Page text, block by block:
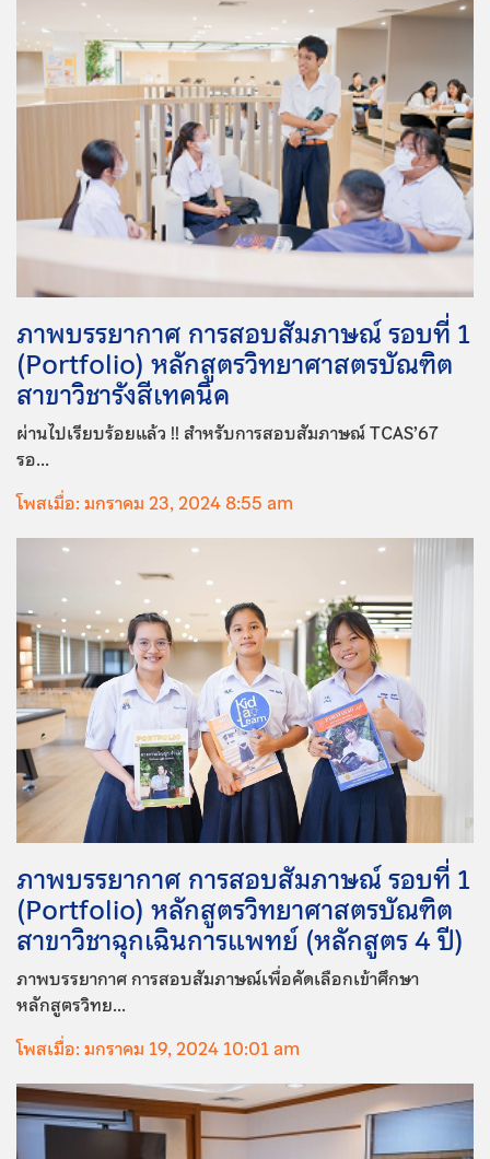
ภาพบรรยากาศ การสอบสัมภาษณ์ รอบที่ 1
(Portfolio) หลักสูตรวิทยาศาสตรบัณฑิต
สาขาวิชารังสีเทคนิค
ผ่านไปเรียบร้อยแล้ว !! สำหรับการสอบสัมภาษณ์ TCAS’67
รอ...
โพสเมื่อ: มกราคม 23, 2024 8:55 am
ภาพบรรยากาศ การสอบสัมภาษณ์ รอบที่ 1
(Portfolio) หลักสูตรวิทยาศาสตรบัณฑิต
สาขาวิชาฉุกเฉินการแพทย์ (หลักสูตร 4 ปี)
ภาพบรรยากาศ การสอบสัมภาษณ์เพื่อคัดเลือกเข้าศึกษา
หลักสูตรวิทย...
โพสเมื่อ: มกราคม 19, 2024 10:01 am